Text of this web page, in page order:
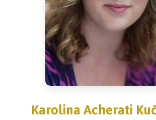
Karolina Acherati